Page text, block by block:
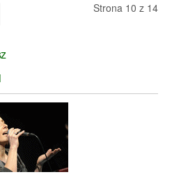
Strona 10 z 14